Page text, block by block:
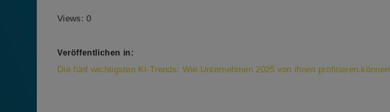
Views: 0
Veröffentlichen in:
Beitragsnavigation
Die fünf wichtigsten KI-Trends: Wie Unternehmen 2025 von ihnen profitieren können